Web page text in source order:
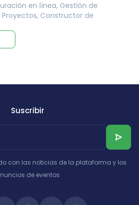
en línea, Gestión de
Proyectos, Constructor de
Suscribir
con las noticias de la plataforma y los
de eventos